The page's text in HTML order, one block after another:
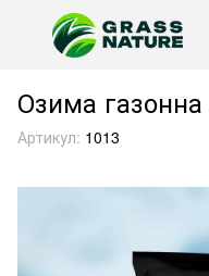
Озима
Артикул: 1013